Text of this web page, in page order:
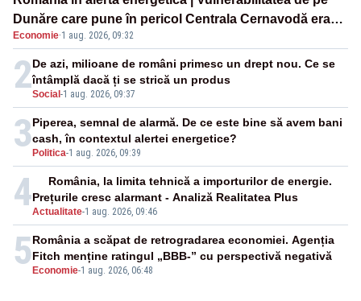
Dunăre care pune în pericol Centrala Cernavodă era
cunoscută de pe vremea lui Ceaușescu
Economie·1 aug. 2026, 09:32
2Social -1 aug. 2026, 09:37
De azi, milioane de români primesc un drept nou. Ce se
întâmplă dacă ți se strică un produs
3 Politica-1 aug. 2026, 09:39
Piperea, semnal de alarmă. De ce este bine să avem bani
cash, în contextul alertei energetice?
4Actualitate-1 aug. 2026, 09:46
România, la limita tehnică a importurilor de energie.
Prețurile cresc alarmant - Analiză Realitatea Plus
5 Economie-1 aug. 2026, 06:48
România a scăpat de retrogradarea economiei. Agenția
Fitch menține ratingul „BBB-” cu perspectivă negativă